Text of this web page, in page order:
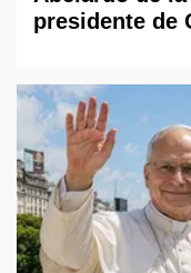
presidente de